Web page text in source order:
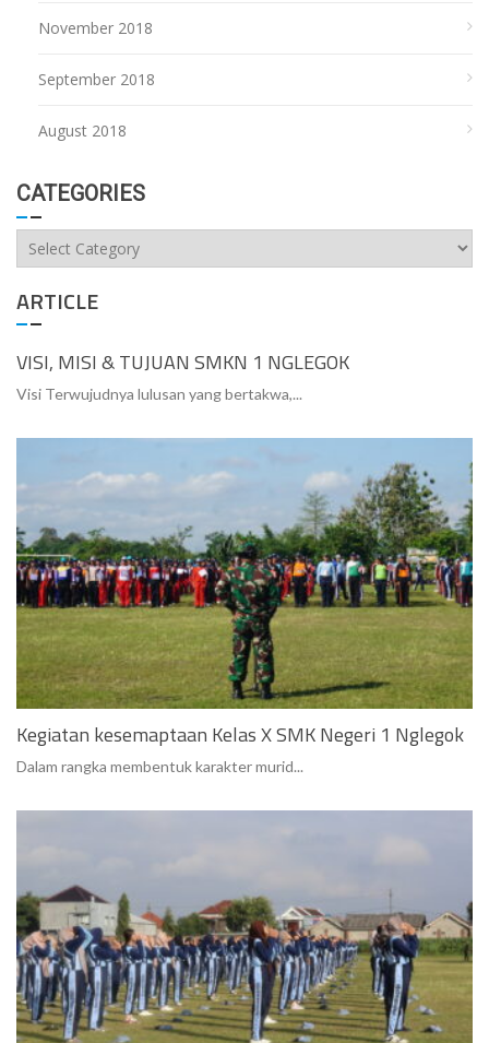
November 2018
September 2018
August 2018
CATEGORIES
Categories
ARTICLE
VISI, MISI & TUJUAN SMKN 1 NGLEGOK
Visi Terwujudnya lulusan yang bertakwa,...
Kegiatan kesemaptaan Kelas X SMK Negeri 1 Nglegok
Dalam rangka membentuk karakter murid...